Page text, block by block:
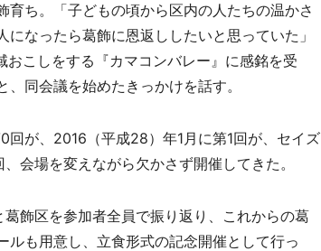
ち。「子どもの頃から区内の人たちの温かさ
なったら葛飾に恩返ししたいと思っていた」
こしをする『カマコンバレー』に感銘を受
同会議を始めたきっかけを話す。
が、2016（平成28）年1月に第1回が、セイズ
会場を変えながら欠かさず開催してきた。
飾区を参加者全員で振り返り、これからの葛
も用意し、立食形式の記念開催として行っ